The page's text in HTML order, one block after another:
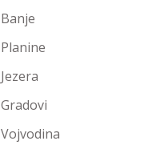
Banje
Planine
Jezera
Gradovi
Vojvodina